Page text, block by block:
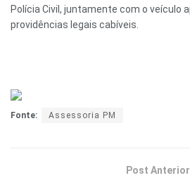
Polícia Civil, juntamente com o veículo
providências legais cabíveis.
Fonte: Assessoria PM
Post Anterior